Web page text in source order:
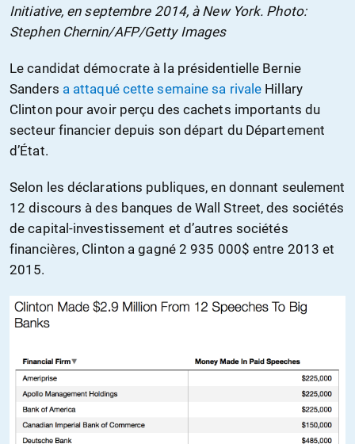
Initiative, en septembre 2014, à New York. Photo:
Stephen Chernin/AFP/Getty Images
Le candidat démocrate à la présidentielle Bernie
Sanders a attaqué cette semaine sa rivale Hillary
Clinton pour avoir perçu des cachets importants du
secteur financier depuis son départ du Département
d’État.
Selon les déclarations publiques, en donnant seulement
12 discours à des banques de Wall Street, des sociétés
de capital-investissement et d’autres sociétés
financières, Clinton a gagné 2 935 000$ entre 2013 et
2015.